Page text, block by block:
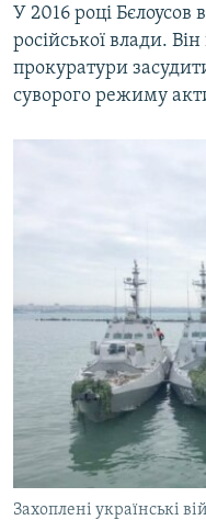
У 2016 році
російської влади.
прокуратури
суворого режиму
Захоплені українські